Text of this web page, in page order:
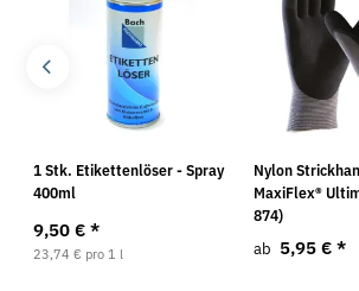
1 Stk. Etikettenlöser - Spray
400ml
9,50 € *
23,74 € pro 1 l
Nylon
MaxiFlex®
874)
ab 5,95 € *